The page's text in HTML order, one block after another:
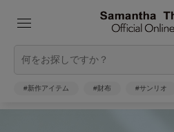
#新作アイテム #財布 #サンリオ